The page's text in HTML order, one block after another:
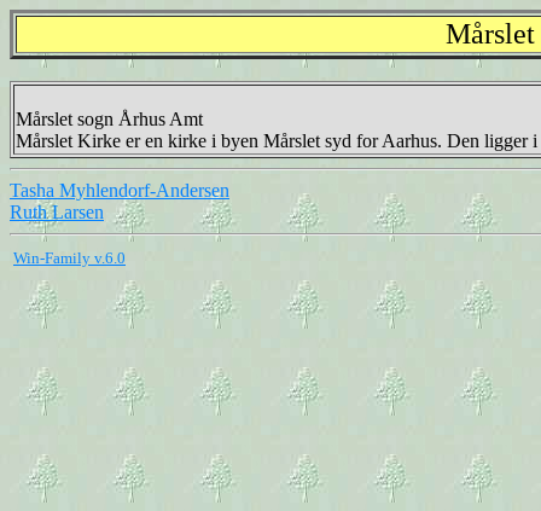
Mårslet
Mårslet sogn Århus Amt
Mårslet Kirke er en kirke i byen Mårslet syd for Aarhus. Den ligger
Tasha Myhlendorf-Andersen
Ruth Larsen
Win-Family v.6.0